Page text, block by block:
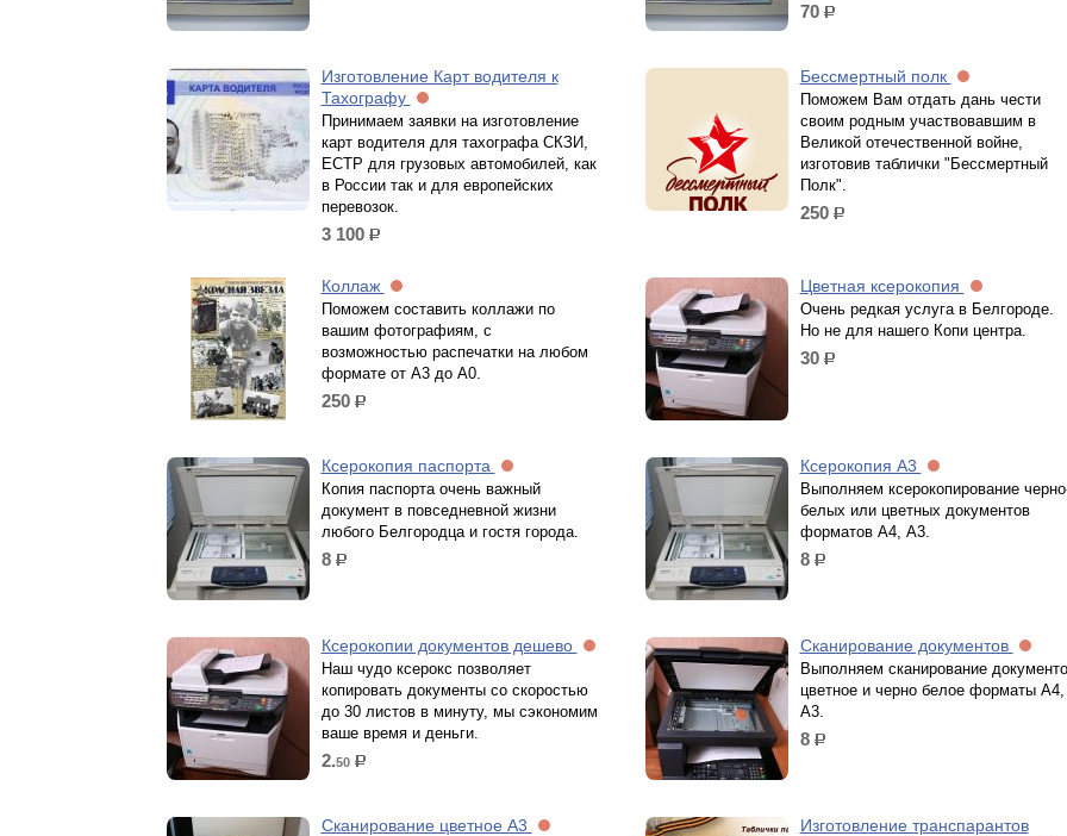
70 р.
Изготовление Карт водителя к
Тахографу
Принимаем заявки на изготовление
карт водителя для тахографа СКЗИ,
ЕСТР для грузовых автомобилей, как
в России так и для европейских
перевозок.
3 100 р.
Бессмертный полк
Поможем Вам отдать дань чести
своим родным участвовавшим в
Великой отечественной войне,
изготовив таблички "Бессмертный
Полк".
250 р.
Коллаж
Поможем составить коллажи по
вашим фотографиям, с
возможностью распечатки на любом
формате от А3 до А0.
250 р.
Цветная ксерокопия
Очень редкая услуга в Белгороде.
Но не для нашего Копи центра.
30 р.
Ксерокопия паспорта
Копия паспорта очень важный
документ в повседневной жизни
любого Белгородца и гостя города.
8 р.
Ксерокопия А3
Выполняем ксерокопирование
белых или цветных документов
форматов А4, А3.
8 р.
Ксерокопии документов дешево
Наш чудо ксерокс позволяет
копировать документы со скоростью
до 30 листов в минуту, мы сэкономим
ваше время и деньги.
2.50 р.
Сканирование документов
Выполняем сканирование
цветное и черно белое форматы А4,
А3.
8 р.
Сканирование цветное А3
Изготовление транспарантов